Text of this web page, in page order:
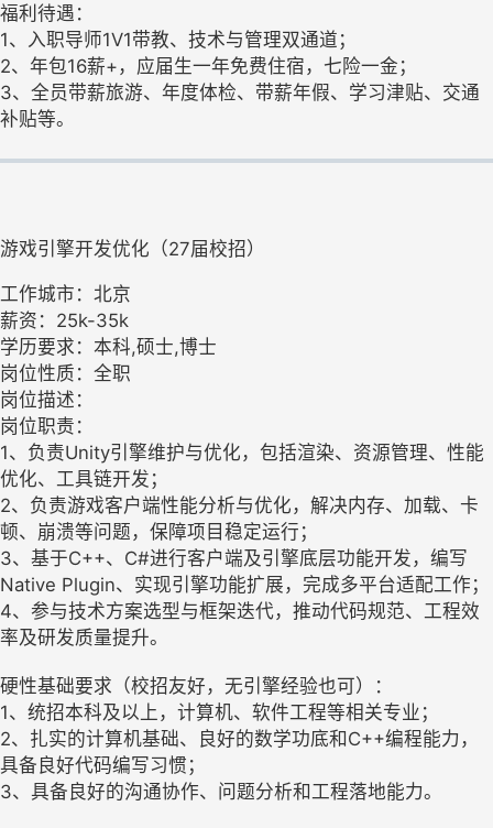
福利待遇：
1、入职导师1V1带教、技术与管理双通道；
2、年包16薪+，应届生一年免费住宿，七险一金；
3、全员带薪旅游、年度体检、带薪年假、学习津贴、交通
补贴等。
游戏引擎开发优化（27届校招）
工作城市：北京
薪资：25k-35k
学历要求：本科,硕士,博士
岗位性质：全职
岗位描述：
岗位职责：
1、负责Unity引擎维护与优化，包括渲染、资源管理、性能
优化、工具链开发；
2、负责游戏客户端性能分析与优化，解决内存、加载、卡
顿、崩溃等问题，保障项目稳定运行；
3、基于C++、C#进行客户端及引擎底层功能开发，编写
Native Plugin、实现引擎功能扩展，完成多平台适配工作；
4、参与技术方案选型与框架迭代，推动代码规范、工程效
率及研发质量提升。
硬性基础要求（校招友好，无引擎经验也可）：
1、统招本科及以上，计算机、软件工程等相关专业；
2、扎实的计算机基础、良好的数学功底和C++编程能力，
具备良好代码编写习惯；
3、具备良好的沟通协作、问题分析和工程落地能力。